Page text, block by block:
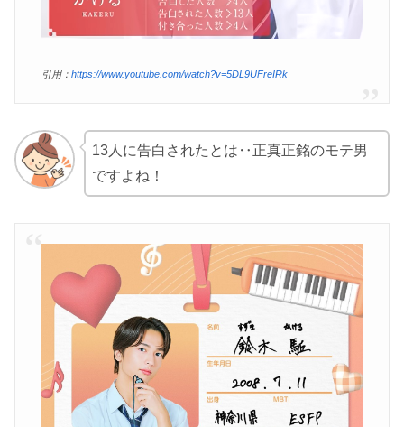
引用： https://www.youtube.com/watch?v=5DL9UFreIRk
13人に告白されたとは‥正真正銘のモテ男
ですよね！